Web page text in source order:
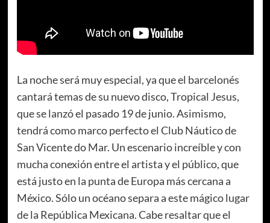
La noche será muy especial, ya que el barcelonés
cantará temas de su nuevo disco, Tropical Jesus,
que se lanzó el pasado 19 de junio. Asimismo,
tendrá como marco perfecto el Club Náutico de
San Vicente do Mar. Un escenario increíble y con
mucha conexión entre el artista y el público, que
está justo en la punta de Europa más cercana a
México. Sólo un océano separa a este mágico lugar
de la República Mexicana. Cabe resaltar que el